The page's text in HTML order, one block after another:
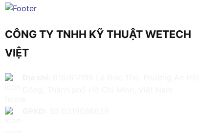
CÔNG TY TNHH KỸ THUẬT WETECH
VIỆT